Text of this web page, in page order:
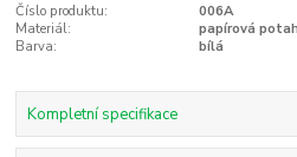
Číslo produktu:
006A
Materiál:
papírová
Barva:
bílá
Kompletní specifikace